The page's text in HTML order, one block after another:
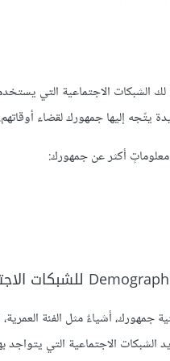
الشبكات الاجتماعية التي
يتّجه إليها جمهورك لقضاء أوقاتهم.
أكثر عن جمهورك:
أشياءٌ مثل الفئة
الشبكات الاجتماعية التي